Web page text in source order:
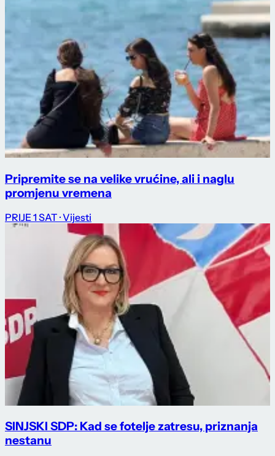
Pripremite se na velike vrućine, ali i naglu
promjenu vremena
PRIJE 1 SAT · Vijesti
SINJSKI SDP: Kad se fotelje zatresu, priznanja
nestanu